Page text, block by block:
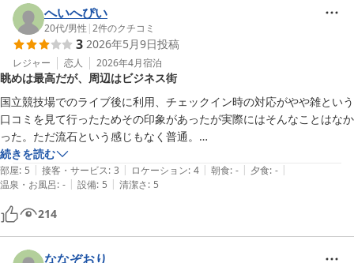
へいへぴい
20代/男性 |2件のクチコミ
3 2026年5月9日投稿
レジャー 恋人 2026年4月宿泊
眺めは最高だが、周辺はビジネス街
国立競技場でのライブ後に利用、チェックイン時の対応がやや雑という
口コミを見て行ったためその印象があったが実際にはそんなことはなか
った。ただ流石という感じもなく普通。
部屋からの眺めは最高だが、ホテル周辺や街の雰囲気はビジネス街感が
強いため非日常的イベントでの利用には適さない気がする。
続きを読む
部屋: 5 | 接客・サービス: 3 | ロケーション: 4 | 朝食: - | 夕食: - |
温泉・お風呂: - | 設備: 5 | 清潔さ: 5
214
ななぞおり